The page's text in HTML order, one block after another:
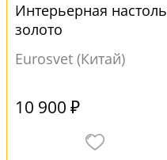
Интерьерная
золото
Eurosvet (Китай)
10 900 ₽